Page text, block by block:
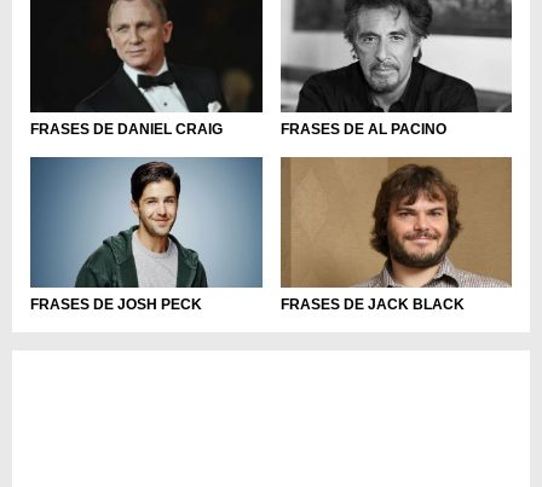
FRASES DE DANIEL CRAIG FRASES DE AL PACINO
FRASES DE JOSH PECK FRASES DE JACK BLACK